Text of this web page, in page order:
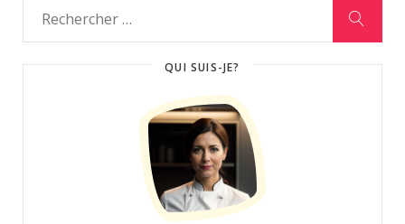
QUI SUIS-JE?